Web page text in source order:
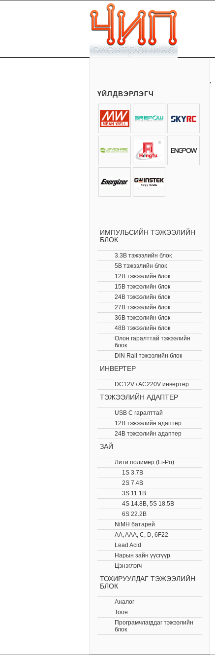
ҮЙЛДВЭРЛЭГЧ
ИМПУЛЬСИЙН ТЭЖЭЭЛИЙН
БЛОК
3.3В тэжээлийн блок
5В тэжээлийн блок
12В тэжээлийн блок
15В тэжээлийн блок
24В тэжээлийн блок
27В тэжээлийн блок
36В тэжээлийн блок
48В тэжээлийн блок
Олон гаралттай тэжээлийн
блок
DIN Rail тэжээлийн блок
ИНВЕРТЕР
DC12V / AC220V инвертер
ТЭЖЭЭЛИЙН АДАПТЕР
USB C гаралттай
12В тэжээлийн адаптер
24В тэжээлийн адаптер
ЗАЙ
Лити полимер (Li-Po)
1S 3.7В
2S 7.4В
3S 11.1В
4S 14.8В, 5S 18.5В
6S 22.2В
NiMH батарей
AA, AAA, C, D, 6F22
Lead Acid
Нарын зайн үүсгүүр
Цэнэглэгч
ТОХИРУУЛДАГ ТЭЖЭЭЛИЙН
БЛОК
Аналог
Тоон
Програмчлагддаг тэжээлийн
блок